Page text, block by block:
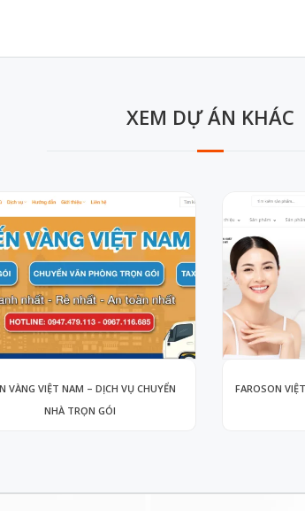
XEM DỰ ÁN KHÁC
VÀNG VIỆT NAM – DỊCH VỤ CHUYỂN
NHÀ TRỌN GÓI
FAROSON